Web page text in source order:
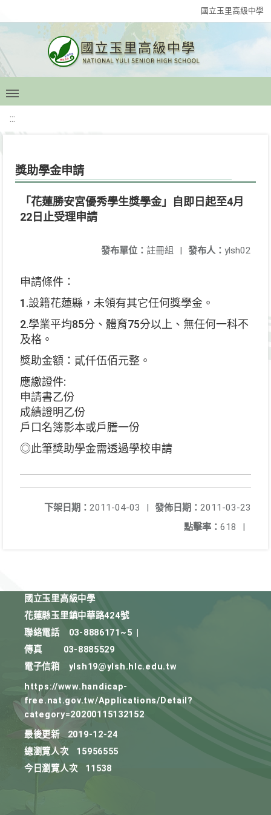
國立玉里高級中學
:::
獎助學金申請
「花蓮勝安宮優秀學生獎學金」自即日起至4月
22日止受理申請
發布人： ylsh02
發布單位： 註冊組 |
申請條件：
1.設籍花蓮縣，未領有其它任何獎學金。
2.學業平均85分、體育75分以上、無任何一科不
及格。
獎助金額：貳仟伍佰元整。
應繳證件:
申請書乙份
成績證明乙份
戶口名簿影本或戶謄一份
◎此筆獎助學金需透過學校申請
發佈日期： 2011-03-23
下架日期： 2011-04-03
|
點擊率： 618 |
國立玉里高級中學
花蓮縣玉里鎮中華路424號
聯絡電話
03-8886171~5
傳真
03-8885529
電子信箱
ylsh19@ylsh.hlc.edu.tw
https://www.handicap-
free.nat.gov.tw/Applications/Detail?
category=20200115132152
最後更新
2019-12-24
總瀏覽人次
15956555
今日瀏覽人次
11538